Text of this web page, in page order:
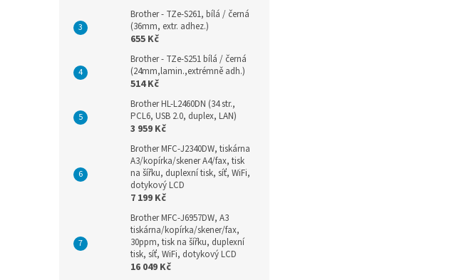
Brother - TZe-S261, bílá / černá
(36mm, extr. adhez.)
655 Kč
Brother - TZe-S251 bílá / černá
(24mm,lamin.,extrémně adh.)
514 Kč
Brother HL-L2460DN (34 str.,
PCL6, USB 2.0, duplex, LAN)
3 959 Kč
Brother MFC-J2340DW, tiskárna
A3/kopírka/skener A4/fax, tisk
na šířku, duplexní tisk, síť, WiFi,
dotykový LCD
7 199 Kč
Brother MFC-J6957DW, A3
tiskárna/kopírka/skener/fax,
30ppm, tisk na šířku, duplexní
tisk, síť, WiFi, dotykový LCD
16 049 Kč